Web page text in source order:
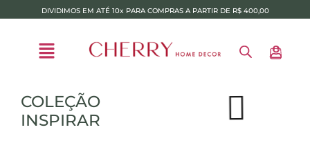
DIVIDIMOS EM ATÉ 10x PARA COMPRAS A PARTIR DE R$ 400,00
COLEÇÃO
INSPIRAR